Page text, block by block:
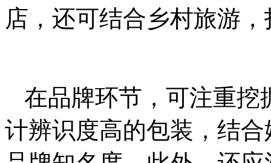
店，还可结合乡村旅游
在品牌环节，可注重挖
计辨识度高的包装，结